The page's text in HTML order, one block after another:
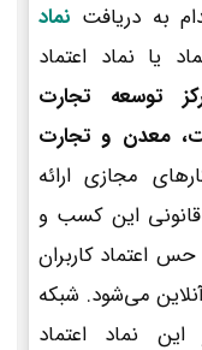
به دریافت نماد
یا نماد اعتماد
توسعه تجارت
معدن و تجارت
مجازی ارائه
قانونی این کسب و
اعتماد کاربران
می‌شود. شبکه
نماد اعتماد